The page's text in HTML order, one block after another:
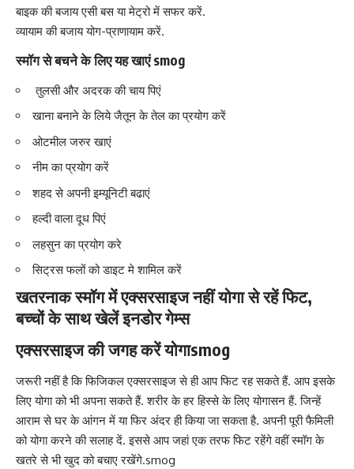
बाइक की बजाय एसी बस या मेट्रो में सफर करें.
व्यायाम की बजाय योग-प्राणायाम करें.
स्‍मॉग से बचने के लिए यह खाएंsmog
तुलसी और अदरक की चाय पिएं
खाना बनाने के लिये जैतून के तेल का प्रयोग करें
ओटमील जरुर खाएं
नीम का प्रयोग करें
शहद से अपनी इम्‍यूनिटी बढाएं
हल्‍दी वाला दूध पिएं
लहसुन का प्रयोग करे
सिट्रस फलों को डाइट मे शामिल करें
खतरनाक स्मॉग में एक्सरसाइज नहीं योगा से रहें फिट,
बच्चों के साथ खेलें इनडोर गेम्स
एक्सरसाइज की जगह करें योगाsmog
जरूरी नहीं है कि फिजिकल एक्सरसाइज से ही आप फिट रह सकते हैं. आप इसके
लिए योगा को भी अपना सकते हैं. शरीर के हरहिस्से के लिए योगासन हैं. जिन्हें
आराम से घर के आंगन में या फिर अंदर ही किया जा सकता है. अपनी पूरी फैमिली
को योगा करने की सलाह दें. इससे आप जहां एक तरफ फिट रहेंगे वहीं स्मॉग के
खतरे से भी खुद को बचाए रखेंगे.smog